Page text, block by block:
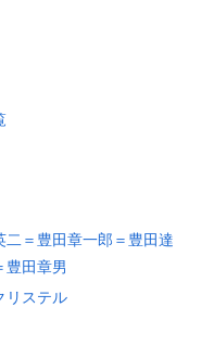
二＝豊田章一郎＝豊田達
豊田章男
リステル